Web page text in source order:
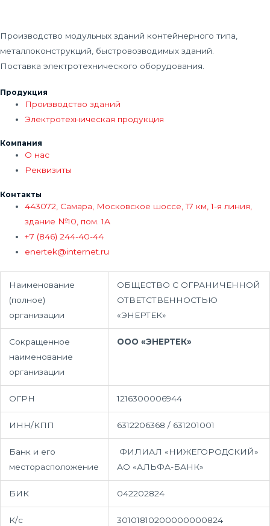
Производство модульных зданий контейнерного типа,
металлоконструкций, быстровозводимых зданий.
Поставка электротехнического оборудования.
Продукция
Производство зданий
Электротехническая продукция
Компания
О нас
Реквизиты
Контакты
443072, Самара, Московское шоссе, 17 км, 1-я линия,
здание №10, пом. 1А
+7 (846) 244-40-44
enertek@internet.ru
Наименование
(полное)
организации
ОБЩЕСТВО С ОГРАНИЧЕННОЙ
ОТВЕТСТВЕННОСТЬЮ
«ЭНЕРТЕК»
Сокращенное
наименование
организации
ООО «ЭНЕРТЕК»
ОГРН 1216300006944
ИНН/КПП 6312206368 / 631201001
Банк и его
месторасположение
ФИЛИАЛ «НИЖЕГОРОДСКИЙ»
АО «АЛЬФА-БАНК»
БИК 042202824
К/с 30101810200000000824